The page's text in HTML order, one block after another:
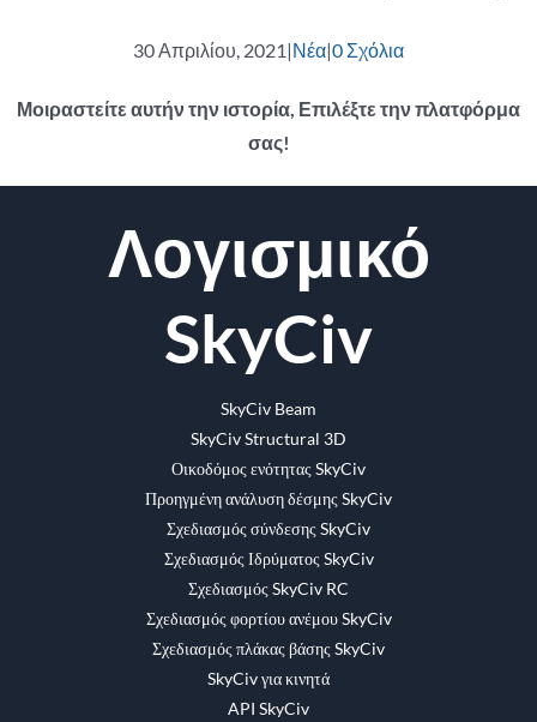
30 Απριλίου, 2021|Νέα|0 Σχόλια
Μοιραστείτε αυτήν την ιστορία, Επιλέξτε την πλατφόρμα
σας!
Λογισμικό
SkyCiv
SkyCiv Beam
SkyCiv Structural 3D
Οικοδόμος ενότητας SkyCiv
Προηγμένη ανάλυση δέσμης SkyCiv
Σχεδιασμός σύνδεσης SkyCiv
Σχεδιασμός Ιδρύματος SkyCiv
Σχεδιασμός SkyCiv RC
Σχεδιασμός φορτίου ανέμου SkyCiv
Σχεδιασμός πλάκας βάσης SkyCiv
SkyCiv για κινητά
API SkyCiv